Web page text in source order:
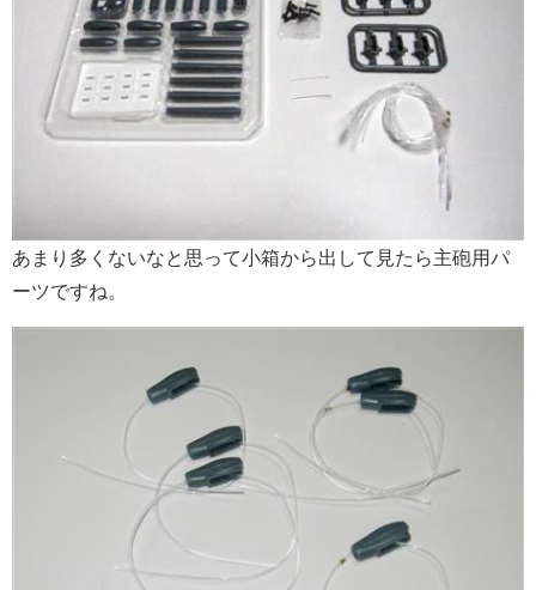
あまり多くないなと思って小箱から出して見たら主砲用パ
ーツですね。